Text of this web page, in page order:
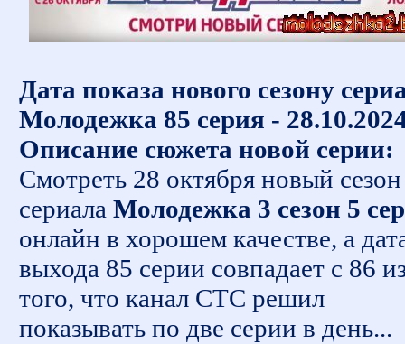
Дата показа нового сезону
Молодежка 85 серия -
Описание сюжета новой серии:
Смотреть 28 октября новый сезон
сериала Молодежка 3 сезон 5
онлайн в хорошем качестве, а
выхода 85 серии совпадает с 86
того, что канал СТС решил
показывать по две серии в день...